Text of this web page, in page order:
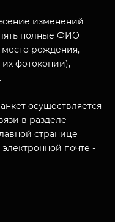
изменений
полные ФИО
место рождения,
фотокопии),
осуществляется
в разделе
странице
почте -